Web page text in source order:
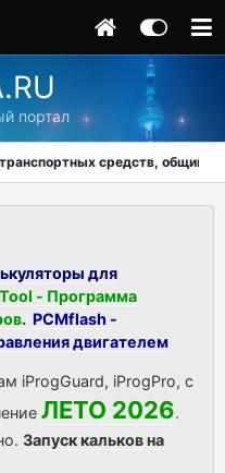
портал
средств, общий
для
- Программа
. PCMflash -
двигателем
iProgGuard, iProgPro, с
ЛЕТО 2026.
Запуск кальков на